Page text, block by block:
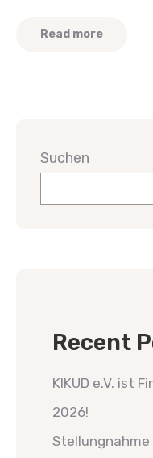
Read more
Suchen
Recent
KIKUD e.V. ist
2026!